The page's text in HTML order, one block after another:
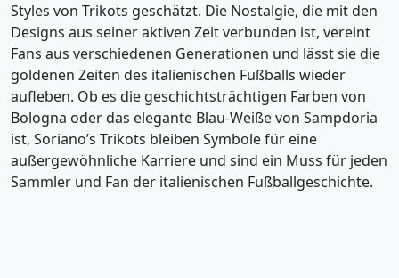
Styles von Trikots geschätzt. Die Nostalgie, die mit den
Designs aus seiner aktiven Zeit verbunden ist, vereint
Fans aus verschiedenen Generationen und lässt sie die
goldenen Zeiten des italienischen Fußballs wieder
aufleben. Ob es die geschichtsträchtigen Farben von
Bologna oder das elegante Blau-Weiße von Sampdoria
ist, Soriano’s Trikots bleiben Symbole für eine
außergewöhnliche Karriere und sind ein Muss für jeden
Sammler und Fan der italienischen Fußballgeschichte.